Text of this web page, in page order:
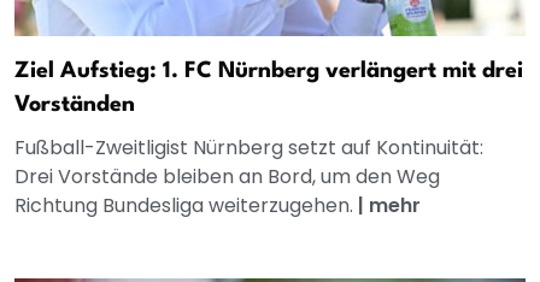
Ziel Aufstieg: 1. FC Nürnberg verlängert mit drei
Vorständen
Fußball-Zweitligist Nürnberg setzt auf Kontinuität:
Drei Vorstände bleiben an Bord, um den Weg
Richtung Bundesliga weiterzugehen. | mehr